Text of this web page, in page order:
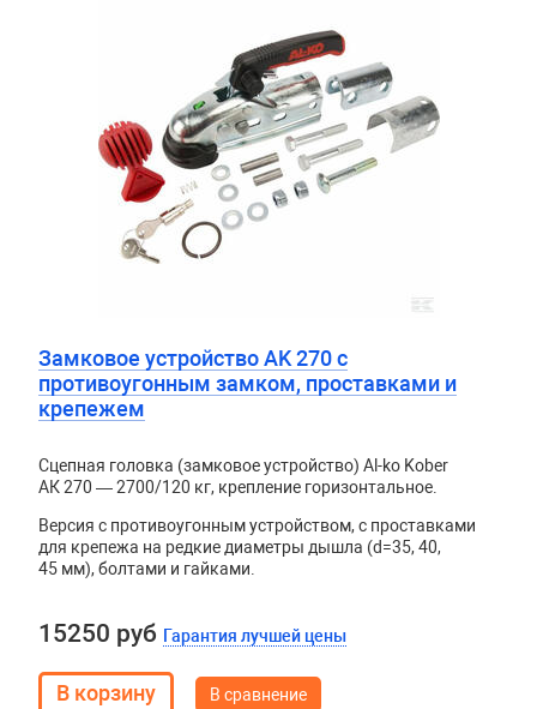
Замковое устройство AK 270 с
противоугонным замком, проставками и
крепежем
Сцепная головка (замковое устройство) Al-ko Kober
АК 270 — 2700/120 кг, крепление горизонтальное.
Версия с противоугонным устройством, с проставками
для крепежа на редкие диаметры дышла (d=35, 40,
45 мм), болтами и гайками.
15250 руб Гарантия лучшей цены
В сравнение